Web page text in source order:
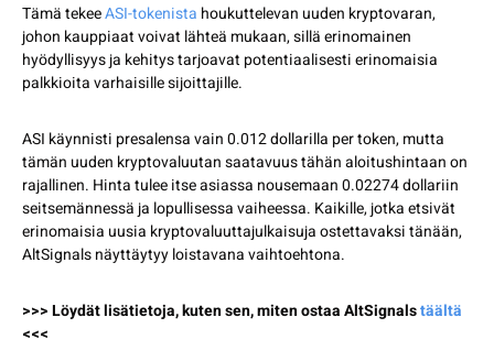
Tämä tekeeASI-tokenista houkuttelevan uuden kryptovaran,
johon kauppiaat voivat lähteä mukaan, sillä erinomainen
hyödyllisyys ja kehitys tarjoavat potentiaalisesti erinomaisia
palkkioita varhaisille sijoittajille.
ASI käynnisti presalensa vain 0.012 dollarilla per token, mutta
tämän uuden kryptovaluutan saatavuus tähän aloitushintaan on
rajallinen. Hinta tulee itse asiassa nousemaan 0.02274 dollariin
seitsemännessä ja lopullisessa vaiheessa. Kaikille, jotka etsivät
erinomaisia uusia kryptovaluuttajulkaisuja ostettavaksi tänään,
AltSignals näyttäytyy loistavana vaihtoehtona.
>>> Löydät lisätietoja, kuten sen, miten ostaa AltSignalstäältä
<<<